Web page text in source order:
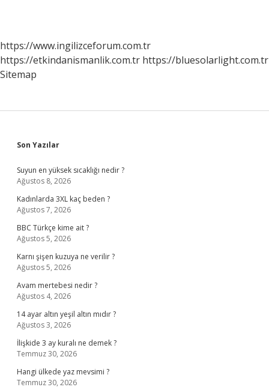
Olduğunu
Varsayan
https://www.ingilizceforum.com.tr
https://etkindanismanlik.com.tr https://bluesolarlight.com.tr
Sitemap
Sidebar
Son Yazılar
Suyun en yüksek sıcaklığı nedir ?
Ağustos 8, 2026
Kadınlarda 3XL kaç beden ?
Ağustos 7, 2026
BBC Türkçe kime ait ?
Ağustos 5, 2026
Karnı şişen kuzuya ne verilir ?
Ağustos 5, 2026
Avam mertebesi nedir ?
Ağustos 4, 2026
14 ayar altın yeşil altın mıdır ?
Ağustos 3, 2026
İlişkide 3 ay kuralı ne demek ?
Temmuz 30, 2026
Hangi ülkede yaz mevsimi ?
Temmuz 30, 2026